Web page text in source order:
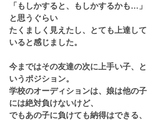
「もしかすると、もしかするかも…」
と思うぐらい
たくましく見えたし、とても上達して
いると感じました。
今まではその友達の次に上手い子、と
いうポジション。
学校のオーディションは、娘は他の子
には絶対負けないけど、
でもあの子に負けても納得はできる、